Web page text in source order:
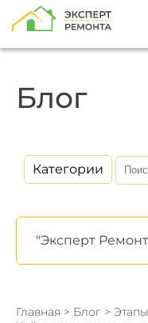
Блог
Категории
"Эксперт
Главная > Блог >